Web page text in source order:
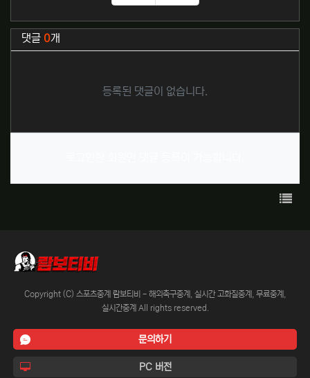
추천
비추천
관련자료
댓글 0개
등록된 댓글이 없습니다.
목록
Copyright (C) 스포츠중계 람보티비 - 해외축구중계, 실시간 고화질중계, 무료중계,
실시간중계 All rights reserved.
문의하기
PC 버전